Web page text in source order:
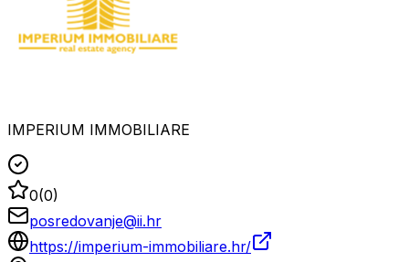
IMPERIUM IMMOBILIARE
0(0)
posredovanje@ii.hr
https://imperium-immobiliare.hr/